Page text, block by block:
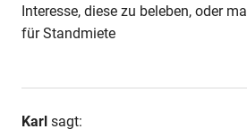
Interesse, diese zu beleben, oder
für Standmiete
Karl sagt: